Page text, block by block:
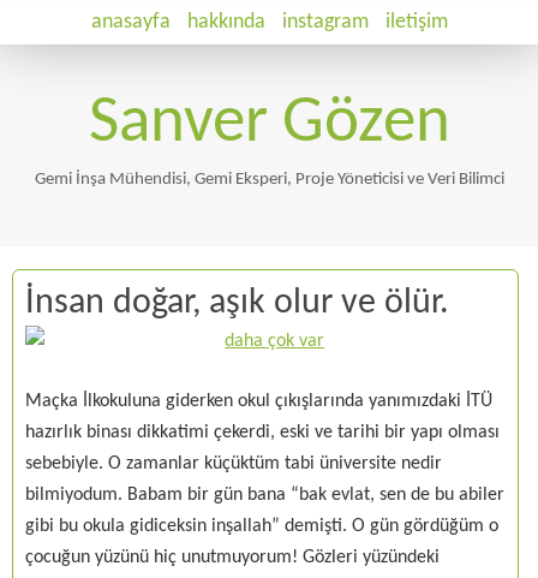
anasayfa hakkında instagram iletişim
Sanver Gözen
Gemi İnşa Mühendisi, Gemi Eksperi, Proje Yöneticisi ve Veri Bilimci
İnsan doğar, aşık olur ve ölür.
Maçka İlkokuluna giderken okul çıkışlarında yanımızdaki İTÜ
hazırlık binası dikkatimi çekerdi, eski ve tarihi bir yapı olması
sebebiyle. O zamanlar küçüktüm tabi üniversite nedir
bilmiyodum. Babam bir gün bana “bak evlat, sen de bu abiler
gibi bu okula gidiceksin inşallah” demişti. O gün gördüğüm o
çocuğun yüzünü hiç unutmuyorum! Gözleri yüzündeki